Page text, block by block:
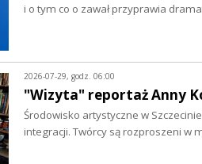
i o tym co o zawał przyprawia
2026-07-29, godz. 06:00
"Wizyta" reportaż Anny
Środowisko artystyczne w
integracji. Twórcy są rozproszeni w